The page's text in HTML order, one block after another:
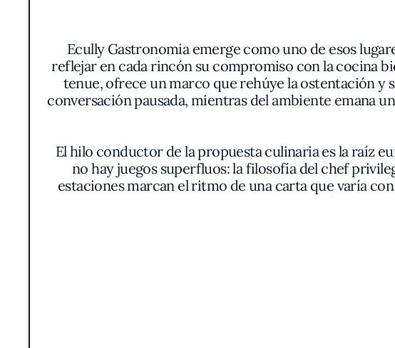
Ecully Gastronomia emerge como uno de esos
reflejar en cada rincón su compromiso con la cocina
tenue, ofrece un marco que rehúye la ostentación y
conversación pausada, mientras del ambiente emana
El hilo conductor de la propuesta culinaria es la raíz
no hay juegos superfluos: la filosofía del chef
estaciones marcan el ritmo de una carta que varía
combinaciones que
En la mesa, los comensales se encuentran con